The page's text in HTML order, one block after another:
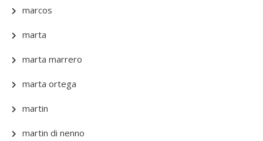
marcos
marta
marta marrero
marta ortega
martin
martin di nenno